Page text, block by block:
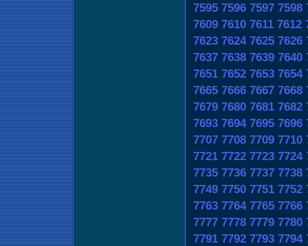
7595 7596 7597 7598
7609 7610 7611 7612
7623 7624 7625 7626
7637 7638 7639 7640
7651 7652 7653 7654
7665 7666 7667 7668
7679 7680 7681 7682
7693 7694 7695 7696
7707 7708 7709 7710
7721 7722 7723 7724
7735 7736 7737 7738
7749 7750 7751 7752
7763 7764 7765 7766
7777 7778 7779 7780
7791 7792 7793 7794